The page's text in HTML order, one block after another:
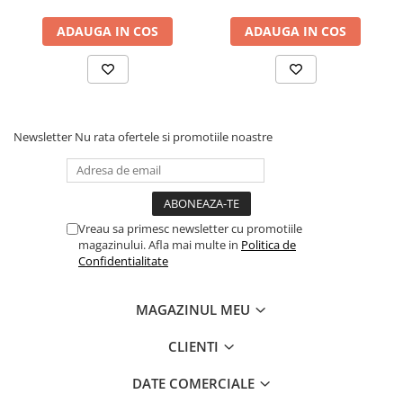
ADAUGA IN COS ADAUGA IN COS
Newsletter Nu rata ofertele si promotiile noastre
Vreau sa primesc newsletter cu promotiile
magazinului. Afla mai multe in Politica de
Confidentialitate
MAGAZINUL MEU
CLIENTI
DATE COMERCIALE